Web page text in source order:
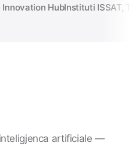
HubInstituti ISSAT,
artificiale —